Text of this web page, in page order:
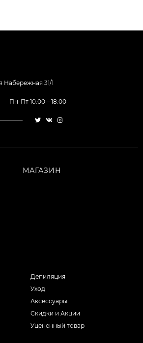
Набережная 31/1
Пн-Пт 10:00—18:00
МАГАЗИН
Депиляция
Уход
Аксессуары
Скидки и Акции
Уцененный товар